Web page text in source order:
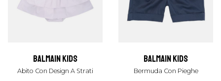
balmain kids
Abito Con Design A Strati
balmain kids
Bermuda Con Pieghe